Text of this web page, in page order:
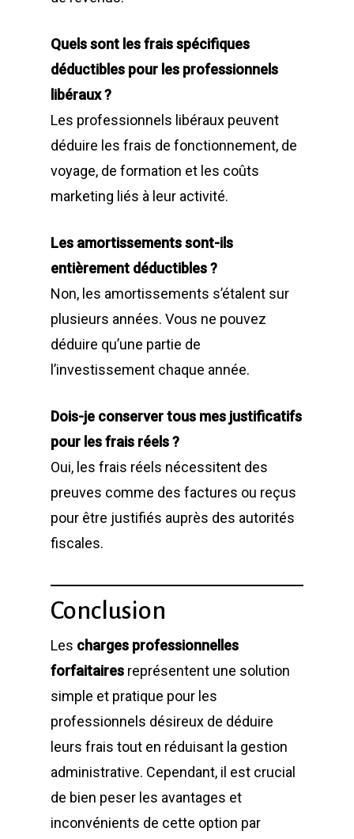
Quels sont les frais spécifiques
déductibles pour les professionnels
libéraux ?
Les professionnels libéraux peuvent
déduire les frais de fonctionnement, de
voyage, de formation et les coûts
marketing liés à leur activité.
Les amortissements sont-ils
entièrement déductibles ?
Non, les amortissements s’étalent sur
plusieurs années. Vous ne pouvez
déduire qu’une partie de
l’investissement chaque année.
Dois-je conserver tous mes justificatifs
pour les frais réels ?
Oui, les frais réels nécessitent des
preuves comme des factures ou reçus
pour être justifiés auprès des autorités
fiscales.
Conclusion
Les charges professionnelles
forfaitaires représentent une solution
simple et pratique pour les
professionnels désireux de déduire
leurs frais tout en réduisant la gestion
administrative. Cependant, il est crucial
de bien peser les avantages et
inconvénients de cette option par